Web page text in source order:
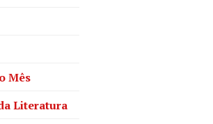
Mês
Literatura